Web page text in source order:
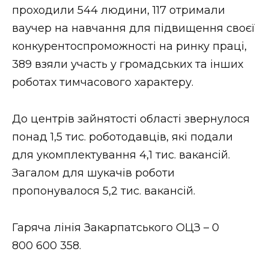
проходили 544 людини, 117 отримали
ваучер на навчання для підвищення своєї
конкурентоспроможності на ринку праці,
389 взяли участь у громадських та інших
роботах тимчасового характеру.
До центрів зайнятості області звернулося
понад 1,5 тис. роботодавців, які подали
для укомплектування 4,1 тис. вакансій.
Загалом для шукачів роботи
пропонувалося 5,2 тис. вакансій.
Гаряча лінія Закарпатського ОЦЗ – 0
800 600 358.